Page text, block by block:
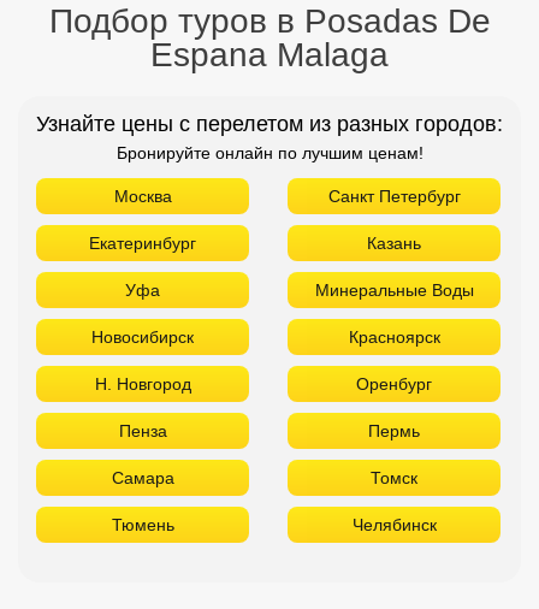
Подбор туров в Posadas De
Espana Malaga
Узнайте цены с перелетом из разных городов:
Бронируйте онлайн по лучшим ценам!
Москва Санкт Петербург
Екатеринбург Казань
Уфа Минеральные Воды
Новосибирск Красноярск
Н. Новгород Оренбург
Пенза Пермь
Самара Томск
Тюмень Челябинск